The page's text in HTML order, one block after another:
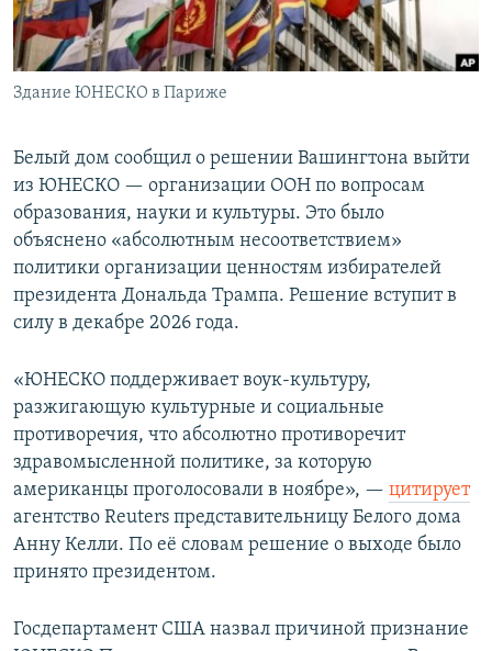
Здание ЮНЕСКО в Париже
Белый дом сообщил о решении Вашингтона выйти
из ЮНЕСКО — организации ООН по вопросам
образования, науки и культуры. Это было
объяснено «абсолютным несоответствием»
политики организации ценностям избирателей
президента Дональда Трампа. Решение вступит в
силу в декабре 2026 года.
«ЮНЕСКО поддерживает воук-культуру,
разжигающую культурные и социальные
противоречия, что абсолютно противоречит
здравомысленной политике, за которую
американцы проголосовали в ноябре», — цитирует
агентство Reuters представительницу Белого дома
Анну Келли. По её словам решение о выходе было
принято президентом.
Госдепартамент США назвал причиной признание